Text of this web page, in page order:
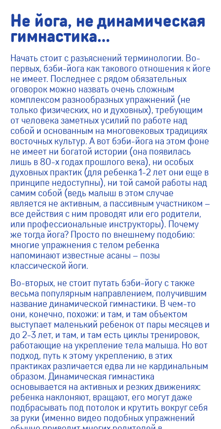
Не йога, не динамическая
гимнастика…
Начать стоит с разъяснений терминологии. Во-
первых, бэби-йога как такового отношения к йоге
не имеет. Последнее с рядом обязательных
оговорок можно назвать очень сложным
комплексом разнообразных упражнений (не
только физических, но и духовных), требующим
от человека заметных усилий по работе над
собой и основанным на многовековых традициях
восточных культур. А вот бэби-йога на этом фоне
не имеет ни богатой истории (она появилась
лишь в 80-х годах прошлого века), ни особых
духовных практик (для ребенка 1-2 лет они еще в
принципе недоступны), ни той самой работы над
самим собой (ведь малыш в этом случае
является не активным, а пассивным участником –
все действия с ним проводят или его родители,
или профессиональные инструкторы). Почему
же тогда йога? Просто по внешнему подобию:
многие упражнения с телом ребенка
напоминают известные асаны – позы
классической йоги.
Во-вторых, не стоит путать бэби-йогу с также
весьма популярным направлением, получившим
название динамической гимнастики. В чем-то
они, конечно, похожи: и там, и там объектом
выступает маленький ребенок от пары месяцев и
до 2-3 лет, и там, и там есть циклы тренировок,
работающие на укрепление тела малыша. Но вот
подход, путь к этому укреплению, в этих
практиках различается едва ли не кардинальным
образом. Динамическая гимнастика
основывается на активных и резких движениях:
ребенка наклоняют, вращают, его могут даже
подбрасывать под потолок и крутить вокруг себя
за руки (именно видео подобных упражнений